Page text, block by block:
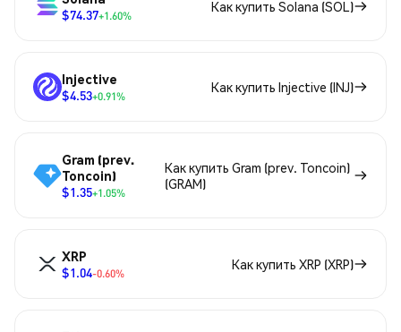
$74.37+1.60%
Как купить Solana (SOL)
Injective
$4.53+0.91%
Как купить Injective (INJ)
Gram (prev.
Toncoin)
$1.35+1.05%
Как купить Gram (prev. Toncoin)
(GRAM)
XRP
$1.04-0.60%
Как купить XRP (XRP)